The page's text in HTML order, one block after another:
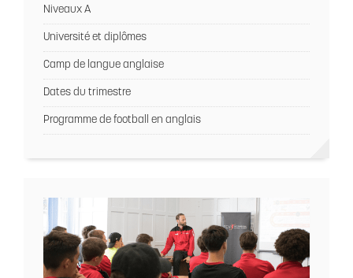
Niveaux A
Université et diplômes
Camp de langue anglaise
Dates du trimestre
Programme de football en anglais